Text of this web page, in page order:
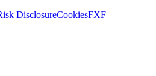
DisclosureCookiesFXF